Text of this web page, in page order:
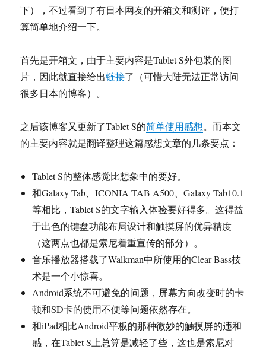
下），不过看到了有日本网友的开箱文和测评，便打
算简单地介绍一下。
首先是开箱文，由于主要内容是Tablet S外包装的图
片，因此就直接给出链接了（可惜大陆无法正常访问
很多日本的博客）。
之后该博客又更新了Tablet S的简单使用感想。而本文
的主要内容就是翻译整理这篇感想文章的几条要点：
Tablet S的整体感觉比想象中的要好。
和Galaxy Tab、ICONIA TAB A500、Galaxy Tab10.1
等相比，Tablet S的文字输入体验要好得多。这得益
于出色的键盘功能布局设计和触摸屏的优异精度
（这两点也都是索尼着重宣传的部分）。
音乐播放器搭载了Walkman中所使用的Clear Bass技
术是一个小惊喜。
Android系统不可避免的问题，屏幕方向改变时的卡
顿和SD卡的使用不便等问题依然存在。
和iPad相比Android平板的那种微妙的触摸屏的违和
感，在Tablet S上总算是减轻了些，这也是索尼对